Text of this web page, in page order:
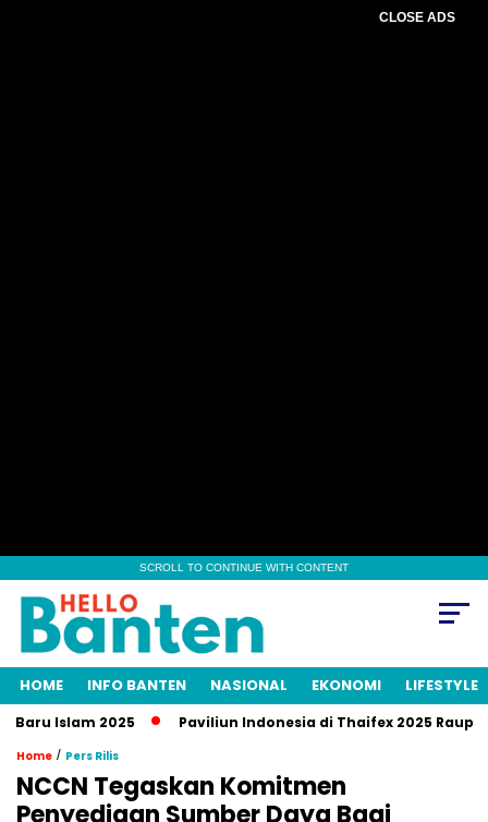
CLOSE ADS
SCROLL TO CONTINUE WITH CONTENT
HOME INFO BANTEN NASIONAL EKONOMI LIFESTYLE
2025 Paviliun Indonesia di Thaifex 2025 Raup
Home / Pers Rilis
NCCN Tegaskan Komitmen